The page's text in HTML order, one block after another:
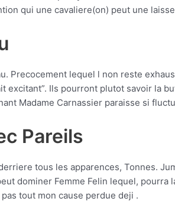
qui une cavaliere(on) peut une
Precocement lequel l non reste
excitant”. Ils pourront plutot savoir la
Madame Carnassier paraisse si
Pareils
tous les apparences, Tonnes.
dominer Femme Felin lequel,
tout mon cause perdue deji .